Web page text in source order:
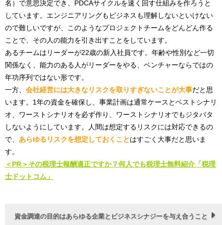
名）で意思決定でき、PDCAサイクルを速く回す仕組みを作ろうと
しています。エンジニアリングもビジネスも理解しないといけない
ので難しいですが、このようなプロジェクトチームをどんどん作る
ことで、その人の能力を引き出すことをしています。
あるチームはリーダーが22歳の新入社員です。年齢や性別など一切
関係なく、能力のある人がリーダーをやる、ベンチャーならではの
年功序列ではない形です。
一方、 会社経営には大きなリスクを取りすぎないことが大事だと思
います。1年の資金を確保し、事業計画は通常ケースとベストシナリ
オ、ワーストシナリオを必ず作り、ワーストシナリオでもジタバタ
しないようにしています。人間は想定するリスクには対応できるの
で、 あらゆるリスクを想定しておくこと はすごく大事だと思いま
す。
＜PR＞その税理士報酬適正ですか？何人でも税理士無料紹介「税理
士ドットコム」
資金調達の目的はあらゆる企業とビジネスシナジーを与え合うこと